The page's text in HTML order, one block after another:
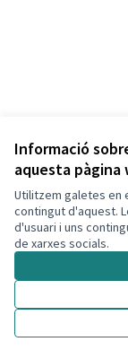
Informació
aquesta pàgina
Utilitzem galetes en
contingut d'aquest.
d'usuari i uns
de xarxes socials.
Termes i condicions
Configuració de les
Decidim Calafell a X
(Enllaç extern)
DecidimDecidim
Web creada amb